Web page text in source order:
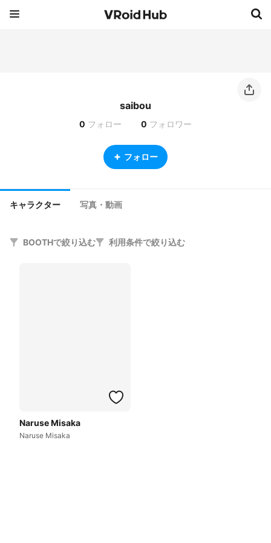
saibou
0 フォロー 0 フォロワー
フォロー
キャラクター 写真・動画
BOOTHで絞り込む 利用条件で絞り込む
Naruse Misaka
Naruse Misaka